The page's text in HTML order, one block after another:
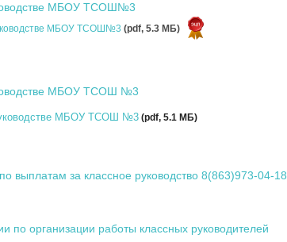
ШКОЛА № 3
МБОУ ТСОШ№3
МБОУ ТСОШ№3 (pdf, 5.3 MБ)
МБОУ ТСОШ №3
МБОУ ТСОШ №3(pdf, 5.1 MБ)
выплатам за классное руководство 8(863)973-04-18
по организации работы классных руководителей